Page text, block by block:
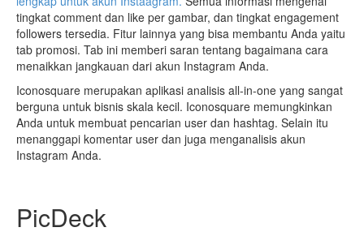
tingkat comment dan like per gambar, dan tingkat engagement
followers tersedia. Fitur lainnya yang bisa membantu Anda yaitu
tab promosi. Tab ini memberi saran tentang bagaimana cara
menaikkan jangkauan dari akun Instagram Anda.
Iconosquare merupakan aplikasi analisis all-in-one yang sangat
berguna untuk bisnis skala kecil. Iconosquare memungkinkan
Anda untuk membuat pencarian user dan hashtag. Selain itu
menanggapi komentar user dan juga menganalisis akun
Instagram Anda.
PicDeck